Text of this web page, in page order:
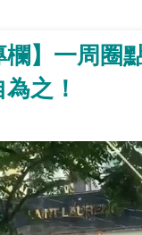
欄】一周圈
之！